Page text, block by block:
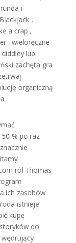
i
,
a crap ,
i wieloręczne
lub
zachęta gra
organiczną
.
% po raz
ról Thomas
ich zasobów
istnieje
kupę
do